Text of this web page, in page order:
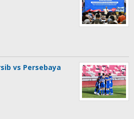
vs Persebaya